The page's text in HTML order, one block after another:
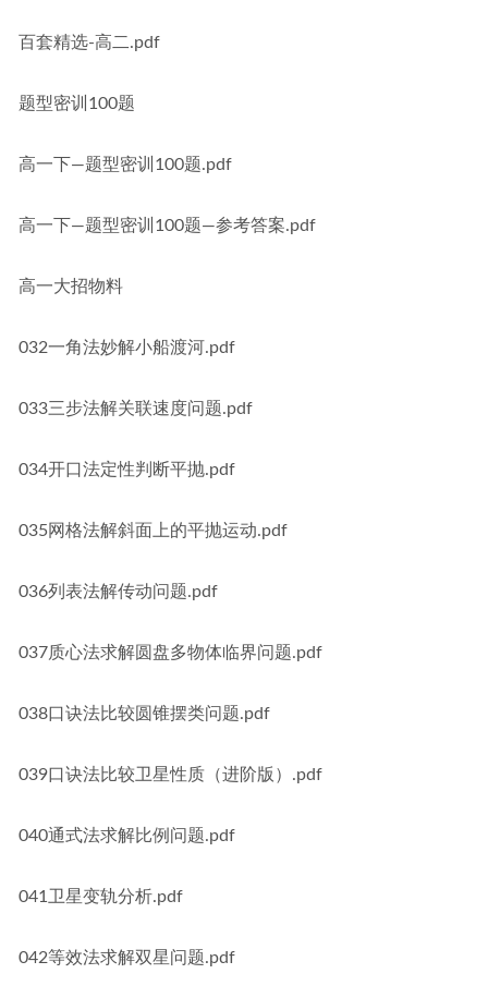
百套精选-高二.pdf
题型密训100题
高一下—题型密训100题.pdf
高一下—题型密训100题—参考答案.pdf
高一大招物料
032一角法妙解小船渡河.pdf
033三步法解关联速度问题.pdf
034开口法定性判断平抛.pdf
035网格法解斜面上的平抛运动.pdf
036列表法解传动问题.pdf
037质心法求解圆盘多物体临界问题.pdf
038口诀法比较圆锥摆类问题.pdf
039口诀法比较卫星性质（进阶版）.pdf
040通式法求解比例问题.pdf
041卫星变轨分析.pdf
042等效法求解双星问题.pdf